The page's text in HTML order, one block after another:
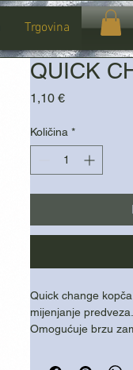
Trgovina
QUICK
1,10 €Cijena
Količina *
Quick change
mijenjanje predveza.
Omogućuje brzu
Gumeni rukav